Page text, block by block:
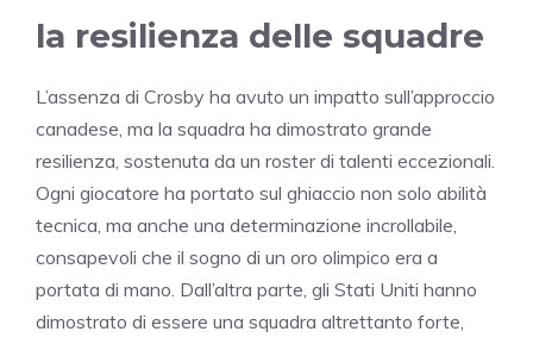
la resilienza delle squadre
L’assenza di Crosby ha avuto un impatto sull’approccio
canadese, ma la squadra ha dimostrato grande
resilienza, sostenuta da un roster di talenti eccezionali.
Ogni giocatore ha portato sul ghiaccio non solo abilità
tecnica, ma anche una determinazione incrollabile,
consapevoli che il sogno di un oro olimpico era a
portata di mano. Dall’altra parte, gli Stati Uniti hanno
dimostrato di essere una squadra altrettanto forte,